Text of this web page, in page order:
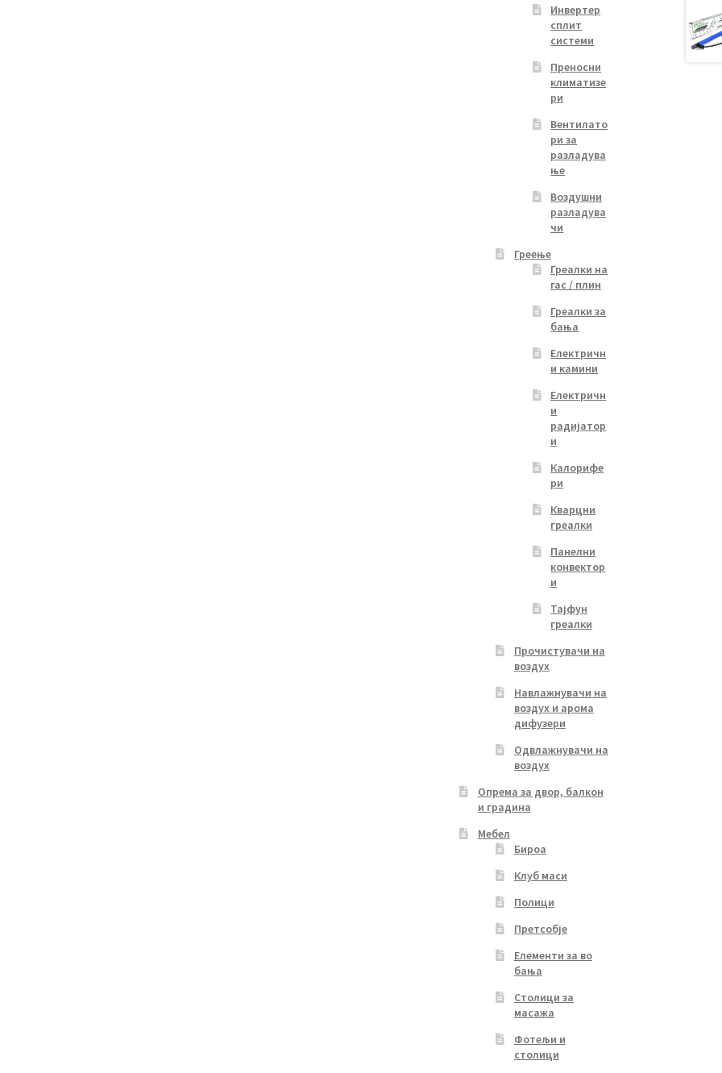
Инвертер
сплит
системи
Преносни
климатизе
ри
Вентилато
ри за
разладува
ње
Воздушни
разладува
чи
Греење
Греалки на
гас / плин
Греалки за
бања
Електричн
и камини
Електричн
и
радијатор
и
Калорифе
ри
Кварцни
греалки
Панелни
конвектор
и
Тајфун
греалки
Прочистувачи на
воздух
Навлажнувачи на
воздух и арома
дифузери
Одвлажнувачи на
воздух
Опрема за двор, балкон
и градина
Мебел
Бироа
Клуб маси
Полици
Претсобје
Елементи за во
бања
Столици за
масажа
Фотељи и
столици